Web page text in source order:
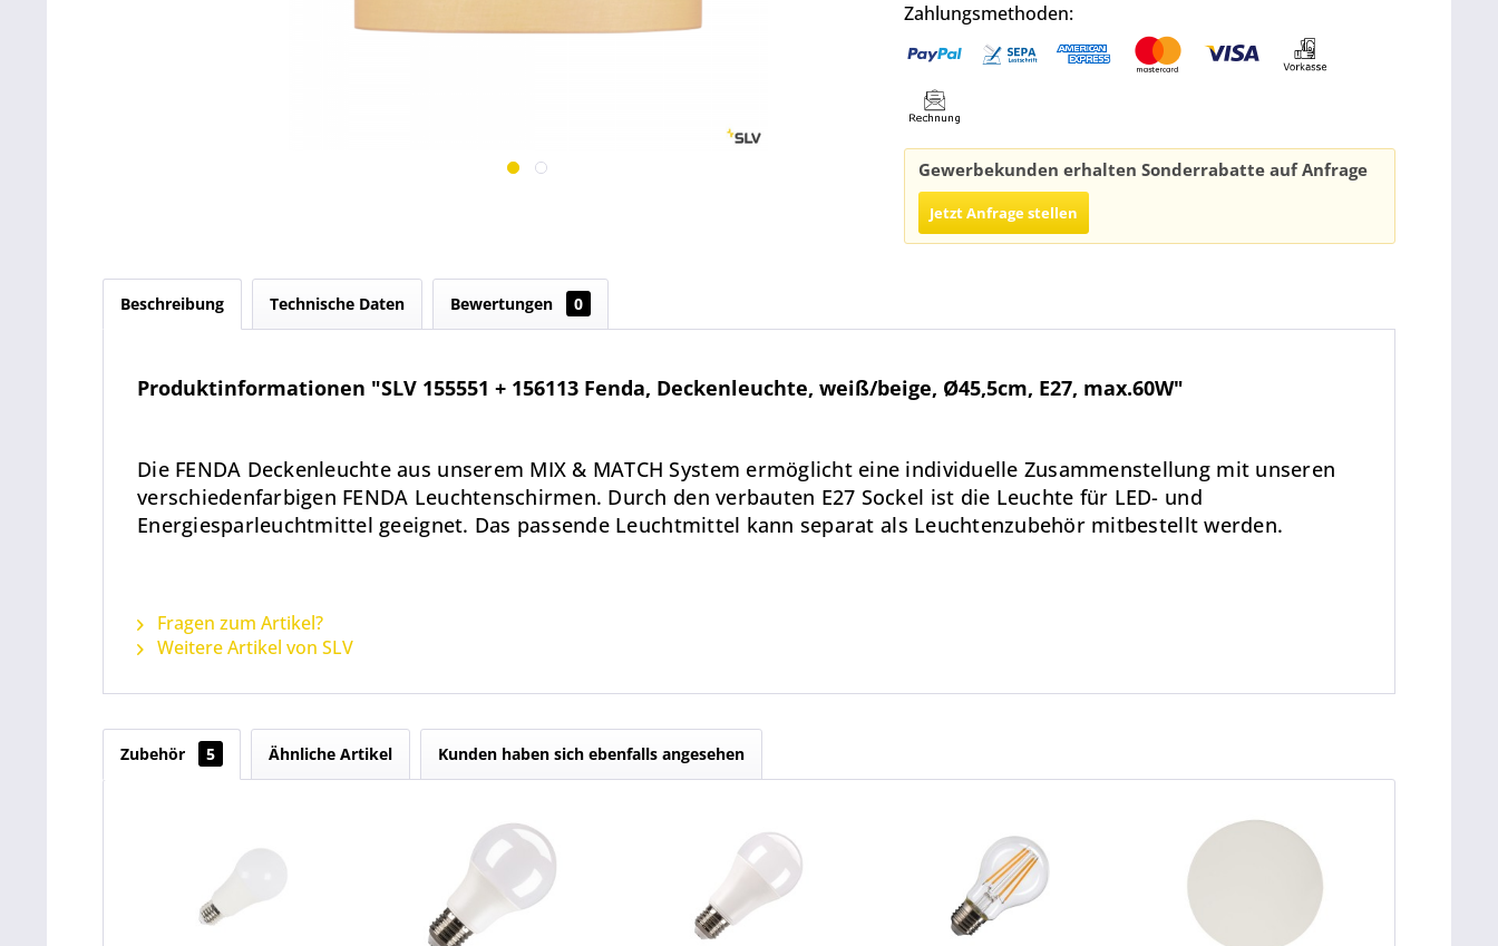
Zahlungsmethoden:
Gewerbekunden erhalten Sonderrabatte auf Anfrage
Jetzt Anfrage stellen
Beschreibung Technische Daten Bewertungen 0
Produktinformationen "SLV 155551 + 156113 Fenda, Deckenleuchte, weiß/beige, Ø45,5cm, E27, max.60W"
Die FENDA Deckenleuchte aus unserem MIX & MATCH System ermöglicht eine individuelle Zusammenstellung mit unseren
verschiedenfarbigen FENDA Leuchtenschirmen. Durch den verbauten E27 Sockel ist die Leuchte für LED- und
Energiesparleuchtmittel geeignet. Das passende Leuchtmittel kann separat als Leuchtenzubehör mitbestellt werden.
Fragen zum Artikel?
Weitere Artikel von SLV
Zubehör 5 Ähnliche Artikel Kunden haben sich ebenfalls angesehen